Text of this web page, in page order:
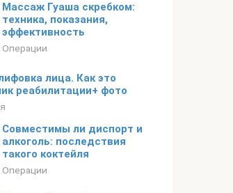
Массаж Гуаша скребком:
техника, показания,
эффективность
Операции
лица. Как это
реабилитации+ фото
Совместимы ли диспорт и
алкоголь: последствия
такого коктейля
Операции